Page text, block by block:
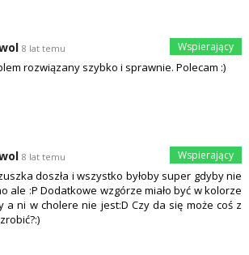
8 lat temu
rozwiązany szybko i sprawnie. Polecam :)
8 lat temu
doszła i wszystko byłoby super gdyby nie
ale :P Dodatkowe wzgórze miało być w kolorze
a ni w cholere nie jest:D Czy da się może coś z